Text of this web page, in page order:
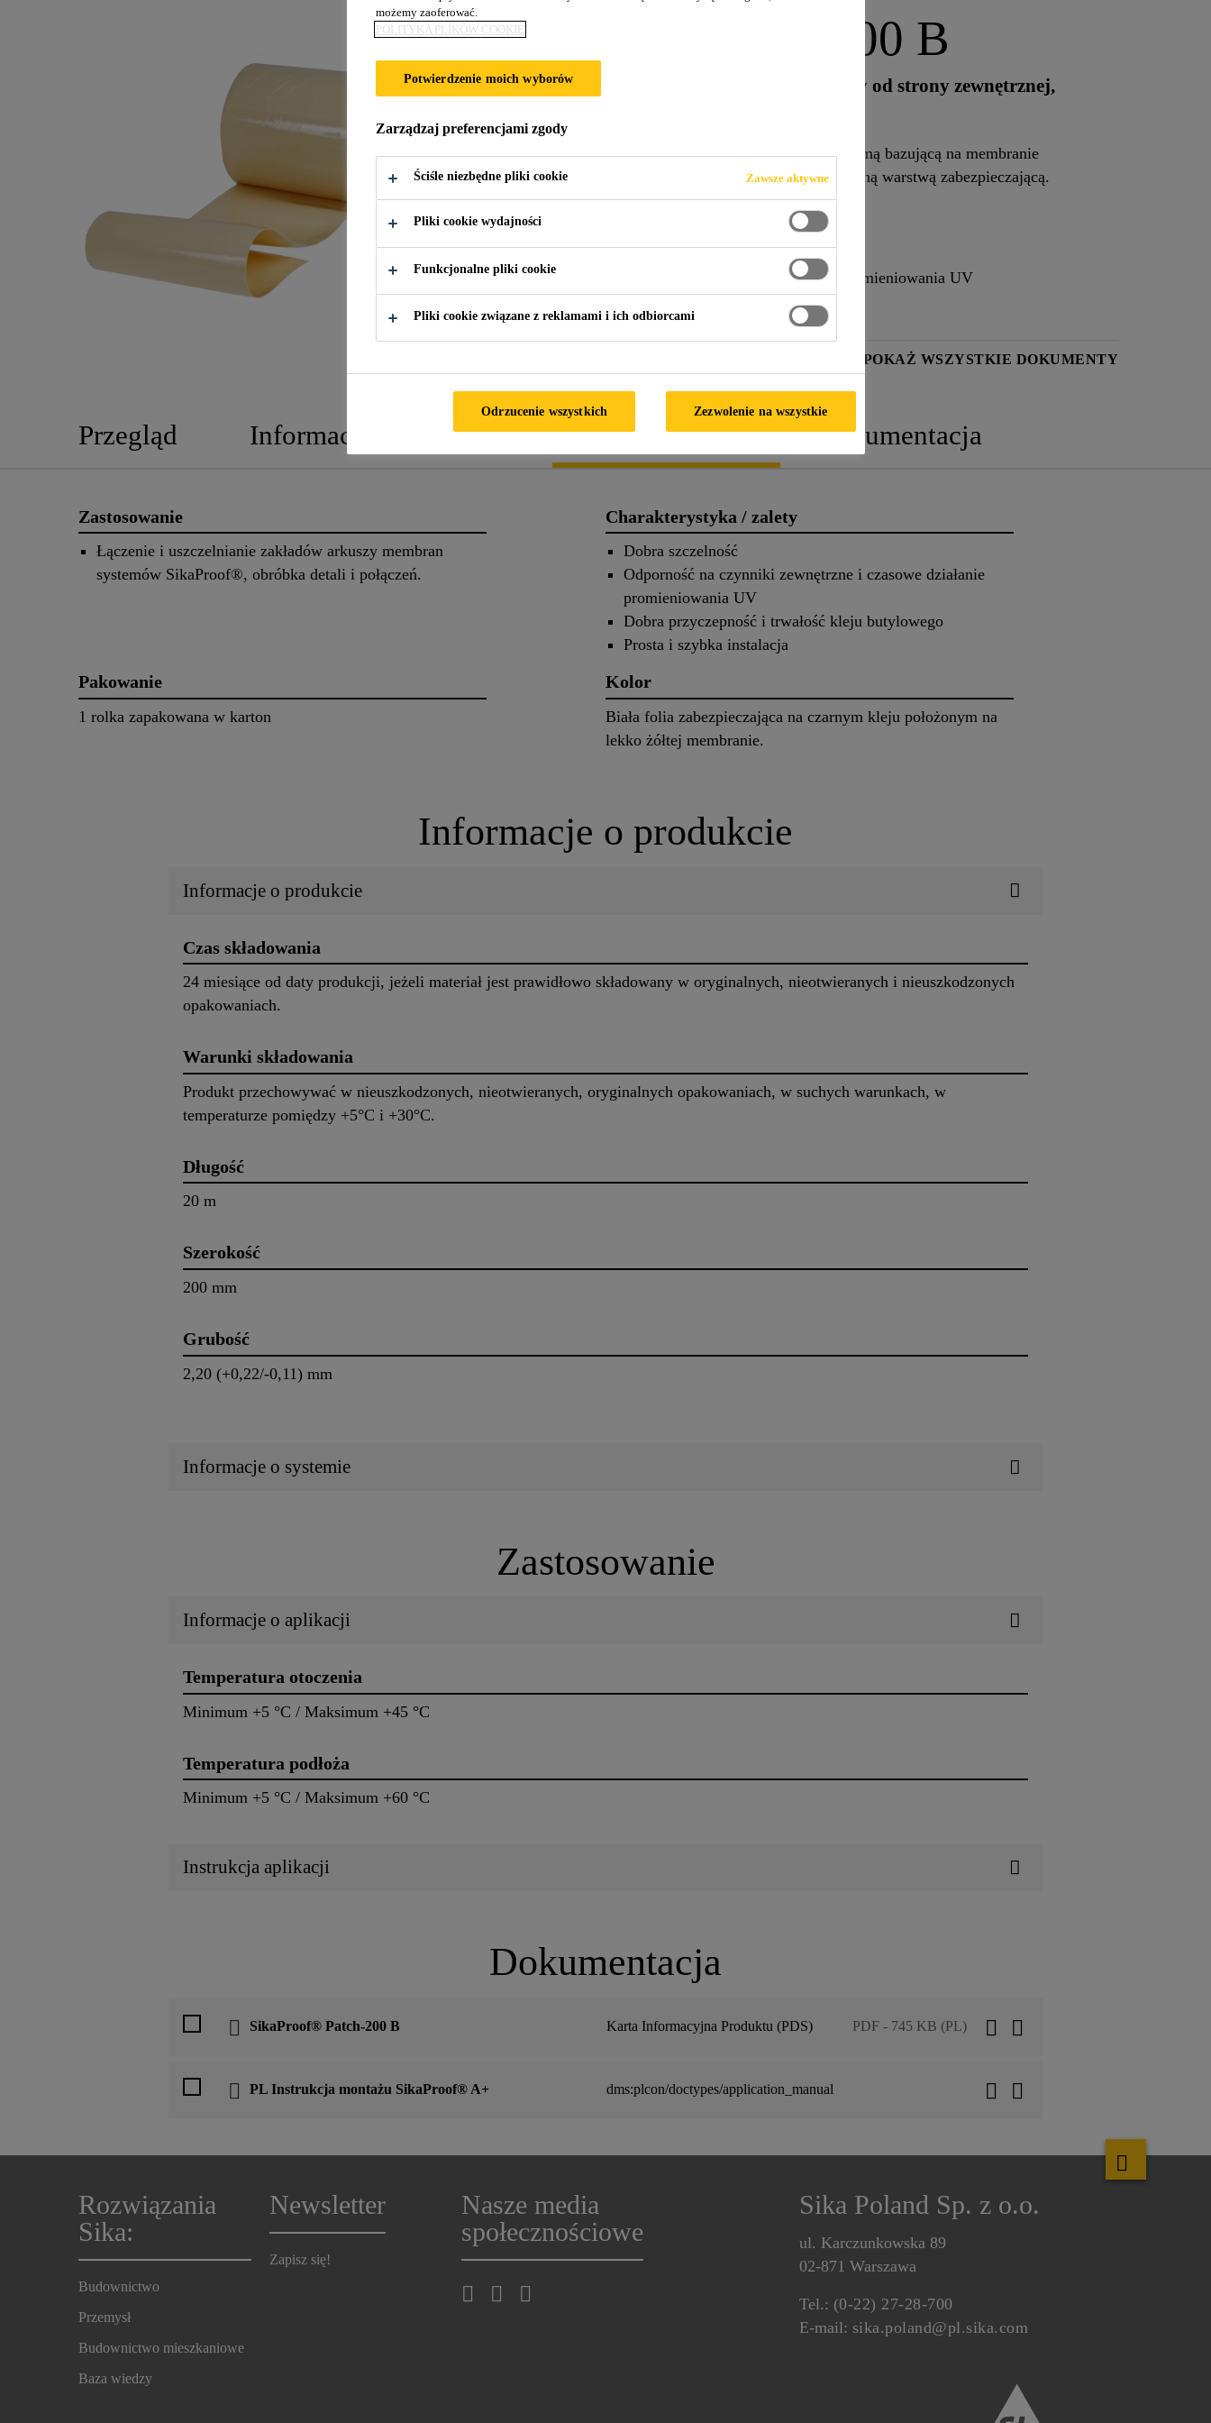
SikaProof® Patch-200 B
Samoprzylepna taśma do uszczelniania membrany od strony zewnętrznej,
SikaProof® Patch-200 B jest jednostronną, samoprzylepną taśmą bazującą na membranie
SikaProof® laminowanej klejem butylowym pokrytym ochronną warstwą zabezpieczającą.
Dobra szczelność
Odporność na czynniki zewnętrzne i czasowe działanie promieniowania UV
Dobra przyczepność i trwałość kleju butylowego
POKAŻ WSZYSTKIE DOKUMENTY
Przegląd Informacje o produkcie Zastosowanie Dokumentacja
Zastosowanie
Łączenie i uszczelnianie zakładów arkuszy membran
systemów SikaProof®, obróbka detali i połączeń.
Charakterystyka / zalety
Dobra szczelność
Odporność na czynniki zewnętrzne i czasowe działanie
promieniowania UV
Dobra przyczepność i trwałość kleju butylowego
Prosta i szybka instalacja
Pakowanie
1 rolka zapakowana w karton
Kolor
Biała folia zabezpieczająca na czarnym kleju położonym na
lekko żółtej membranie.
Informacje o produkcie
Informacje o produkcie
Czas składowania
24 miesiące od daty produkcji, jeżeli materiał jest prawidłowo składowany w oryginalnych, nieotwieranych i nieuszkodzonych
opakowaniach.
Warunki składowania
Produkt przechowywać w nieuszkodzonych, nieotwieranych, oryginalnych opakowaniach, w suchych warunkach, w
temperaturze pomiędzy +5°C i +30°C.
Długość
20 m
Szerokość
200 mm
Grubość
2,20 (+0,22/-0,11) mm
Informacje o systemie
Zastosowanie
Informacje o aplikacji
Temperatura otoczenia
Minimum +5 °C / Maksimum +45 °C
Temperatura podłoża
Minimum +5 °C / Maksimum +60 °C
Instrukcja aplikacji
Dokumentacja
SikaProof® Patch-200 B Karta Informacyjna Produktu (PDS) PDF - 745 KB (PL)
PL Instrukcja montażu SikaProof® A+ dms:plcon/doctypes/application_manual
Rozwiązania
Sika:
Budownictwo
Przemysł
Budownictwo mieszkaniowe
Baza wiedzy
Newsletter
Zapisz się!
Nasze media
społecznościowe
Sika Poland Sp. z o.o.
ul. Karczunkowska 89
02-871 Warszawa
Tel.: (0-22) 27-28-700
E-mail: sika.poland@pl.sika.com
możemy zaoferować.
POLITYKA PLIKÓW COOKIE
Potwierdzenie moich wyborów
Zarządzaj preferencjami zgody
Ściśle niezbędne pliki cookie Zawsze aktywne
Pliki cookie wydajności
Funkcjonalne pliki cookie
Pliki cookie związane z reklamami i ich odbiorcami
Odrzucenie wszystkich Zezwolenie na wszystkie